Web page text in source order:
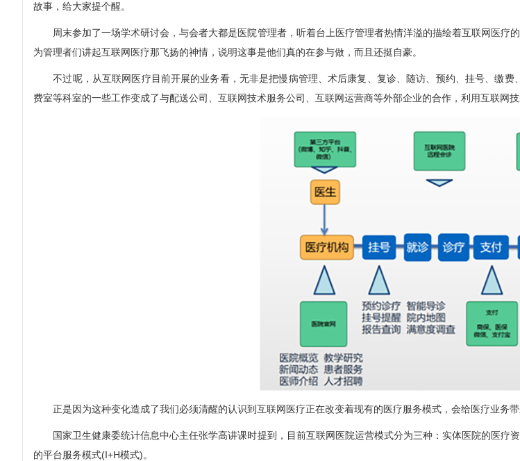
故事，给大家提个醒。
周末参加了一场学术研讨会，与会者大都是医院管理者，听着台上医疗管理者热情洋溢的描绘着互联网医疗
为管理者们讲起互联网医疗那飞扬的神情，说明这事是他们真的在参与做，而且还挺自豪。
不过呢，从互联网医疗目前开展的业务看，无非是把慢病管理、术后康复、复诊、随访、预约、挂号、缴费
费室等科室的一些工作变成了与配送公司、互联网技术服务公司、互联网运营商等外部企业的合作，利用互联网技
正是因为这种变化造成了我们必须清醒的认识到互联网医疗正在改变着现有的医疗服务模式，会给医疗业务带
国家卫生健康委统计信息中心主任张学高讲课时提到，目前互联网医院运营模式分为三种：实体医院的医疗
的平台服务模式(I+H模式)。